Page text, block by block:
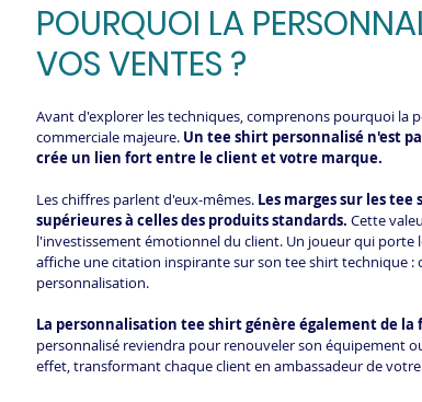
POURQUOI LA
VOS VENTES ?
Avant d'explorer les techniques, comprenons pourquoi
commerciale majeure. Un tee shirt personnalisé n'est
crée un lien fort entre le client et votre marque.
Les chiffres parlent d'eux-mêmes. Les marges sur les
supérieures à celles des produits standards. Cette
l'investissement émotionnel du client. Un joueur qui
affiche une citation inspirante sur son tee shirt technique
personnalisation.
La personnalisation tee shirt génère également de la
personnalisé reviendra pour renouveler son équipement
effet, transformant chaque client en ambassadeur de